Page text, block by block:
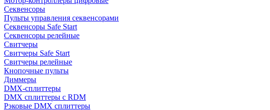
Секвенсоры
Пульты управления секвенсорами
Секвенсоры Safe Start
Секвенсоры релейные
Свитчеры
Свитчеры Safe Start
Свитчеры релейные
Кнопочные пульты
Диммеры
DMX-сплиттеры
DMX сплиттеры с RDM
Рэковые DMX сплиттеры